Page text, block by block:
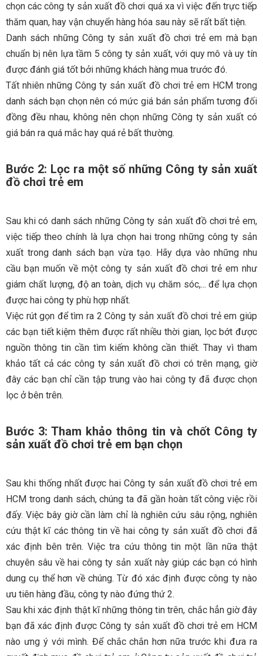
chọn các công ty sản xuất đồ chơi quá xa vì việc đến trực tiếp
thăm quan, hay vận chuyển hàng hóa sau này sẽ rất bất tiện.
Danh sách những Công ty sản xuất đồ chơi trẻ em mà bạn
chuẩn bị nên lựa tầm 5 công ty sản xuất, với quy mô và uy tín
được đánh giá tốt bởi những khách hàng mua trước đó.
Tất nhiên những Công ty sản xuất đồ chơi trẻ em HCM trong
danh sách bạn chọn nên có mức giá bán sản phẩm tương đối
đồng đều nhau, không nên chọn những Công ty sản xuất có
giá bán ra quá mắc hay quá rẻ bất thường.
Bước 2: Lọc ra một số những Công ty sản xuất
đồ chơi trẻ em
Sau khi có danh sách những Công ty sản xuất đồ chơi trẻ em,
việc tiếp theo chính là lựa chọn hai trong những công ty sản
xuất trong danh sách bạn vừa tạo. Hãy dựa vào những nhu
cầu bạn muốn về một công ty sản xuất đồ chơi trẻ em như
giám chất lượng, độ an toàn, dịch vụ chăm sóc,... để lựa chọn
được hai công ty phù hợp nhất.
Việc rút gọn để tìm ra 2 Công ty sản xuất đồ chơi trẻ em giúp
các bạn tiết kiệm thêm được rất nhiều thời gian, lọc bớt được
nguồn thông tin cần tìm kiếm không cần thiết. Thay vì tham
khảo tất cả các công ty sản xuất đồ chơi có trên mạng, giờ
đây các bạn chỉ cần tập trung vào hai công ty đã được chọn
lọc ở bên trên.
Bước 3: Tham khảo thông tin và chốt Công ty
sản xuất đồ chơi trẻ em bạn chọn
Sau khi thống nhất được hai Công ty sản xuất đồ chơi trẻ em
HCM trong danh sách, chúng ta đã gần hoàn tất công việc rồi
đấy. Việc bây giờ cần làm chỉ là nghiên cứu sâu rộng, nghiên
cứu thật kĩ các thông tin về hai công ty sản xuất đồ chơi đã
xác định bên trên. Việc tra cứu thông tin một lần nữa thật
chuyên sâu về hai công ty sản xuất này giúp các bạn có hình
dung cụ thể hơn về chúng. Từ đó xác định được công ty nào
ưu tiên hàng đầu, công ty nào đứng thứ 2.
Sau khi xác định thật kĩ những thông tin trên, chắc hẳn giờ đây
bạn đã xác định được Công ty sản xuất đồ chơi trẻ em HCM
nào ưng ý với mình. Để chắc chắn hơn nữa trước khi đưa ra